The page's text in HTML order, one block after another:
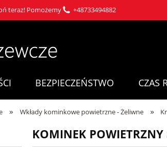
teraz! Pomożemy +48733494882
BEZPIECZEŃSTWO CZAS
» Wkłady kominkowe powietrzne - Żeliwne »
KOMINEK